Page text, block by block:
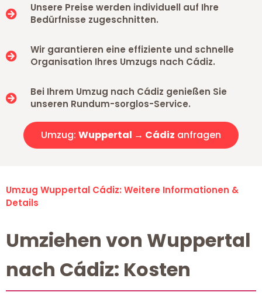
Unsere Preise werden individuell auf Ihre
Bedürfnisse zugeschnitten.
Wir garantieren eine effiziente und schnelle
Organisation Ihres Umzugs nach Cádiz.
Bei Ihrem Umzug nach Cádiz genießen Sie
unseren Rundum-sorglos-Service.
Umzug: Wuppertal → Cádiz anfragen
Umzug Wuppertal Cádiz: Weitere Informationen &
Details
Umziehen von Wuppertal
nach Cádiz: Kosten